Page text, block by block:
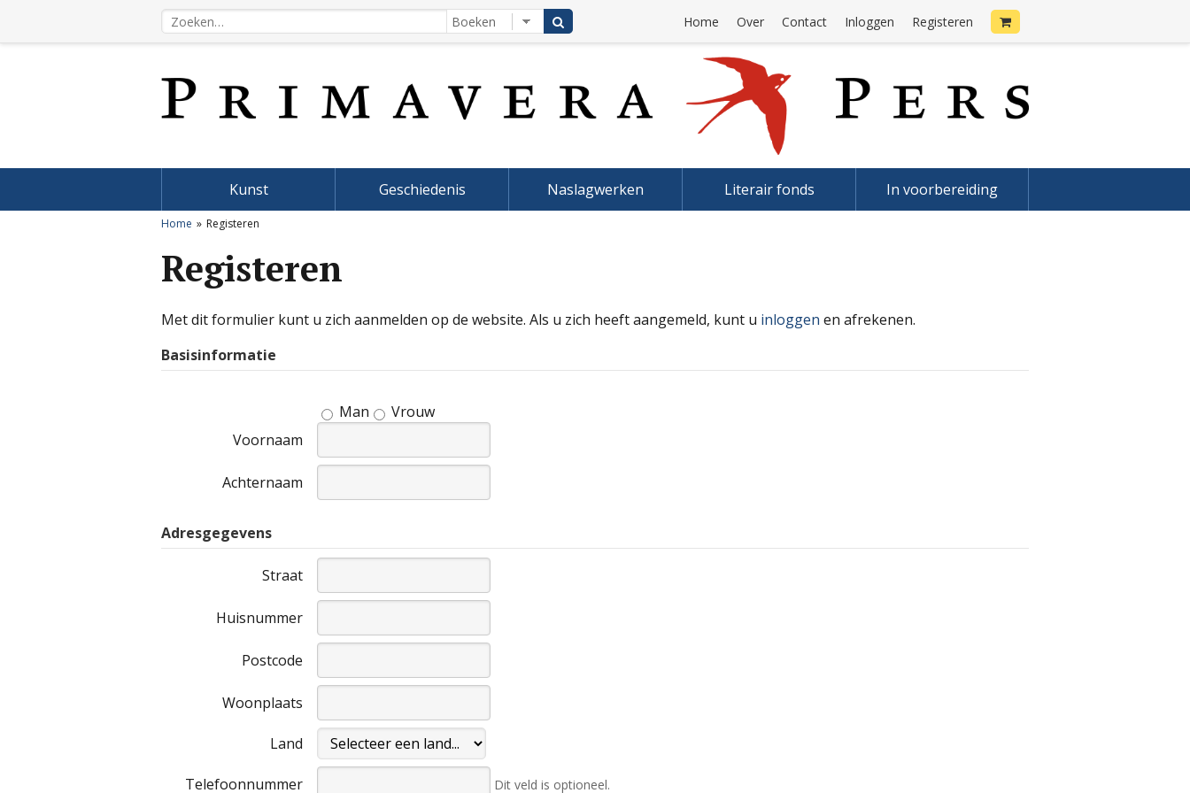
Home Over Contact Inloggen Registeren
Kunst Geschiedenis Naslagwerken Literair fonds In voorbereiding
Home Registeren
Registeren
Met dit formulier kunt u zich aanmelden op de website. Als u zich heeft aangemeld, kunt u inloggen en afrekenen.
Basisinformatie
Man
Vrouw
Voornaam
Achternaam
Adresgegevens
Straat
Huisnummer
Postcode
Woonplaats
Land
Telefoonnummer Dit veld is optioneel.